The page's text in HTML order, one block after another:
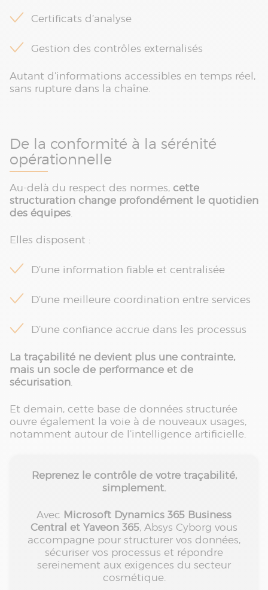
Certificats d’analyse
Gestion des contrôles externalisés
Autant d’informations accessibles en temps réel,
sans rupture dans la chaîne.
De la conformité à la sérénité
opérationnelle
Au-delà du respect des normes, cette
structuration change profondément le quotidien
des équipes.
Elles disposent :
D’une information fiable et centralisée
D’une meilleure coordination entre services
D’une confiance accrue dans les processus
La traçabilité ne devient plus une contrainte,
mais un socle de performance et de
sécurisation.
Et demain, cette base de données structurée
ouvre également la voie à de nouveaux usages,
notamment autour de l’intelligence artificielle.
Reprenez le contrôle de votre traçabilité,
simplement.
Avec Microsoft Dynamics 365 Business
Central et Yaveon 365, Absys Cyborg vous
accompagne pour structurer vos données,
sécuriser vos processus et répondre
sereinement aux exigences du secteur
cosmétique.